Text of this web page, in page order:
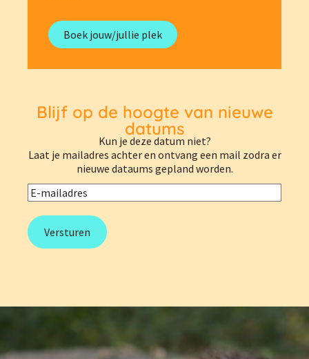
Boek jouw/jullie plek
Blijf op de hoogte van nieuwe
datums
Kun je deze datum niet?
Laat je mailadres achter en ontvang een mail zodra er
nieuwe dataums gepland worden.